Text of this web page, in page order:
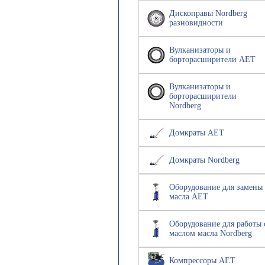
Дископравы Nordberg
разновидности
Вулканизаторы и
борторасширители AET
Вулканизаторы и
борторасширители
Nordberg
Домкраты AET
Домкраты Nordberg
Оборудование для замены
масла AET
Оборудование для работы
маслом масла Nordberg
Компрессоры AET